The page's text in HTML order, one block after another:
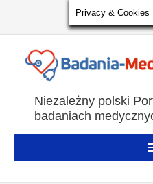
Niezależny polski
badaniach
Privacy & Cookies